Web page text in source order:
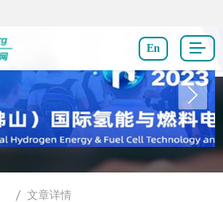
En
燃料电池
文章详情